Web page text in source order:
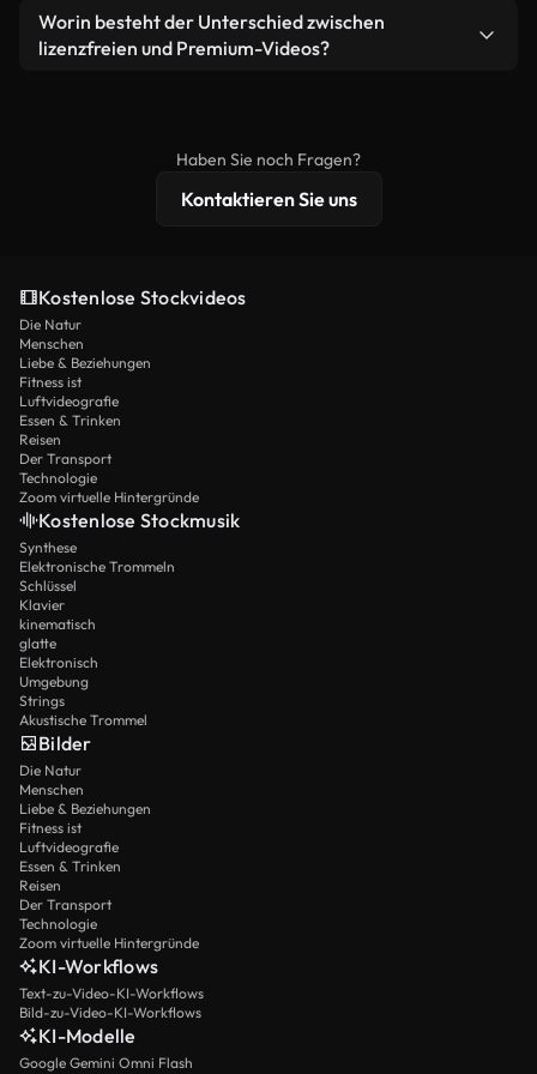
weiterverbreiten.
Videomaterial.
Ja. Sie dürfen unsere Videos gerne kürzen,
bearbeiten oder neu zusammenstellen. Achten Sie
Worin besteht der Unterschied zwischen
lizenzfreien und Premium-Videos?
erweiterten Lizenzschutz bieten.
Haben Sie noch Fragen?
Kontaktieren Sie uns
Kostenlose Stockvideos
Die Natur
Menschen
Liebe & Beziehungen
Fitness ist
Luftvideografie
Essen & Trinken
Reisen
Der Transport
Technologie
Zoom virtuelle Hintergründe
Kostenlose Stockmusik
Synthese
Elektronische Trommeln
Schlüssel
Klavier
kinematisch
glatte
Elektronisch
Umgebung
Strings
Akustische Trommel
Bilder
Die Natur
Menschen
Liebe & Beziehungen
Fitness ist
Luftvideografie
Essen & Trinken
Reisen
Der Transport
Technologie
Zoom virtuelle Hintergründe
KI-Workflows
Text-zu-Video-KI-Workflows
Bild-zu-Video-KI-Workflows
KI-Modelle
Google Gemini Omni Flash